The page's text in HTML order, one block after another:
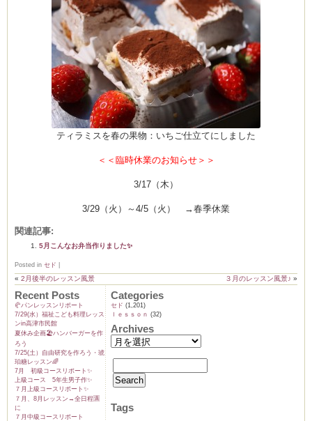
ティラミスを春の果物：いちご仕立てにしました
＜＜臨時休業のお知らせ＞＞
3/17（木）
3/29（火）～4/5（火） →春季休業
関連記事:
5月こんなお弁当作りました✨
Posted in セド
« 2月後半のレッスン風景 ３月のレッスン風景♪ »
Recent Posts
🥐パンレッスンリポート
7/29(水）福祉こども料理レッス
ンin高津市民館
夏休み企画🏖️ハンバーガーを作
ろう
7/25(土）自由研究を作ろう・琥
珀糖レッスン🌈
7月 初級コースリポート✨️
上級コース 5年生男子作✨️
７月上級コースリポート✨️
７月、8月レッスン→全日程🈵
に
７月中級コースリポート
Categories
セド (1,201)
ｌｅｓｓｏｎ (32)
Archives
Tags